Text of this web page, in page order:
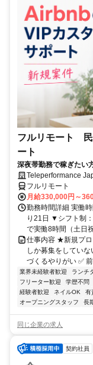
フルリモート
ート
深夜帯勤務で稼ぎたい
Teleperformance
フルリモート
月給330,000円～
勤務時間詳細 実働
り21日 ▼シフト制
で実働8時間（土日
仕事内容 ★新規プロ
しか募集をしてい
づくるやりがい ✅
業界未経験者歓迎 ランチ
フリーター歓迎
学歴不問
経験者歓迎
ネイルOK 有
オープニングスタッフ
長
同じ企業の求人
契約社員